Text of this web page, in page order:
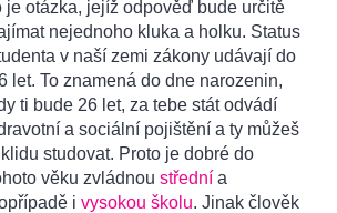
je otázka, jejíž odpověď bude určitě
nejednoho kluka a holku. Status
v naší zemi zákony udávají do
let. To znamená do dne narozenin,
ti bude 26 let, za tebe stát odvádí
a sociální pojištění a ty můžeš
studovat. Proto je dobré do
věku zvládnou střední a
i vysokou školu. Jinak člověk